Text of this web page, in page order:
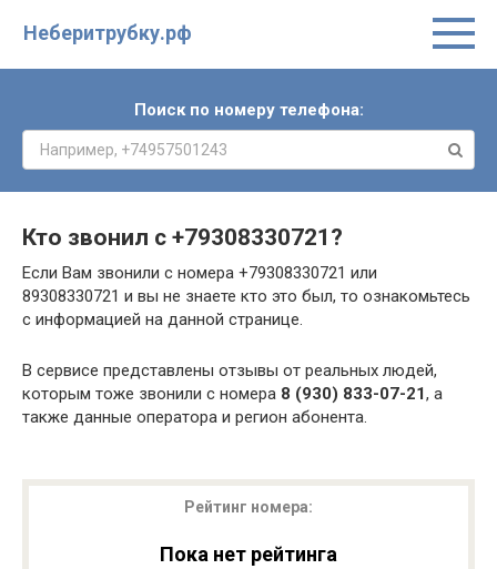
Неберитрубку.рф
Поиск по номеру телефона:
Кто звонил с +79308330721 ?
Если Вам звонили с номера +79308330721 или
89308330721 и вы не знаете кто это был, то ознакомьтесь
с информацией на данной странице.
В сервисе представлены отзывы от реальных людей,
которым тоже звонили с номера 8 (930) 833-07-21, а
также данные оператора и регион абонента.
Рейтинг номера:
Пока нет рейтинга